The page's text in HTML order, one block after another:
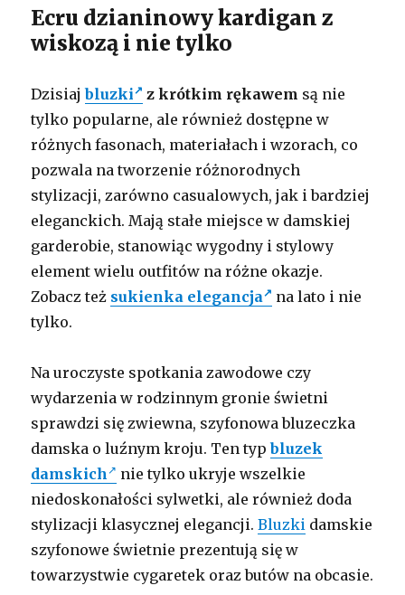
Ecru dzianinowy kardigan z
wiskozą i nie tylko
Dzisiajbluzki z krótkim rękawem są nie
tylko popularne, ale również dostępne w
różnych fasonach, materiałach i wzorach, co
pozwala na tworzenie różnorodnych
stylizacji, zarówno casualowych, jak i bardziej
eleganckich. Mają stałe miejsce w damskiej
garderobie, stanowiąc wygodny i stylowy
element wielu outfitów na różne okazje.
Zobacz też sukienka elegancja
na lato i nie
tylko.
Na uroczyste spotkania zawodowe czy
wydarzenia w rodzinnym gronie świetni
sprawdzi się zwiewna, szyfonowa bluzeczka
damska o luźnym kroju. Ten typbluzek
damskich
nie tylko ukryje wszelkie
niedoskonałości sylwetki, ale również doda
stylizacji klasycznej elegancji.Bluzki damskie
szyfonowe świetnie prezentują się w
towarzystwie cygaretek oraz butów na obcasie.